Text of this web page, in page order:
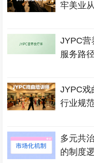
牢美业
JYPC营
服务路
JYPC戏
行业规
多元共
的制度